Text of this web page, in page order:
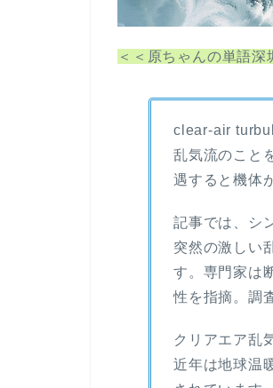
＜＜原ちゃんの単語深
clear-air
乱気流のこと
遇すると機体
記事では、シ
突然の激しい
す。専門家は
性を指摘。調
クリアエア乱
近年は地球温